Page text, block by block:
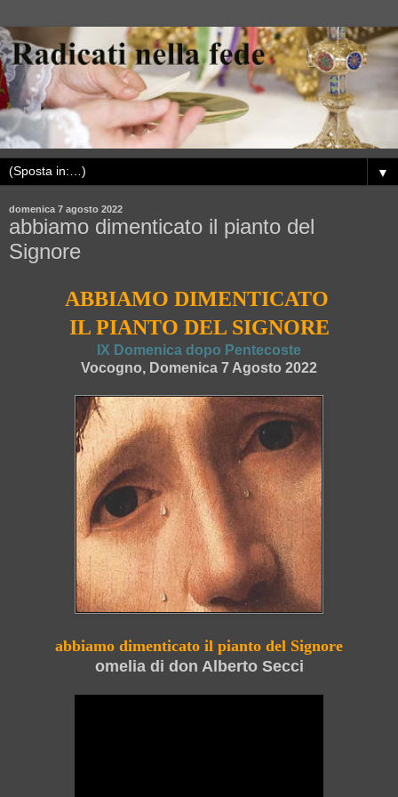
▼
domenica 7 agosto 2022
abbiamo dimenticato il pianto del
Signore
ABBIAMO DIMENTICATO
IL PIANTO DEL SIGNORE
IX Domenica dopo Pentecoste
Vocogno, Domenica 7 Agosto 2022
abbiamo dimenticato il pianto del Signore
omelia di don Alberto Secci